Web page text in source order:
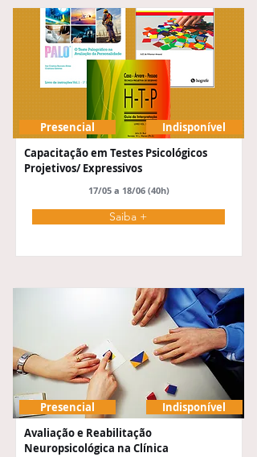
Indisponível
Presencial
Capacitação em Testes Psicológicos
Projetivos/ Expressivos
17/05 a 18/06 (40h)
Saiba +
Indisponível
Presencial
Avaliação e Reabilitação
Neuropsicológica na Clínica